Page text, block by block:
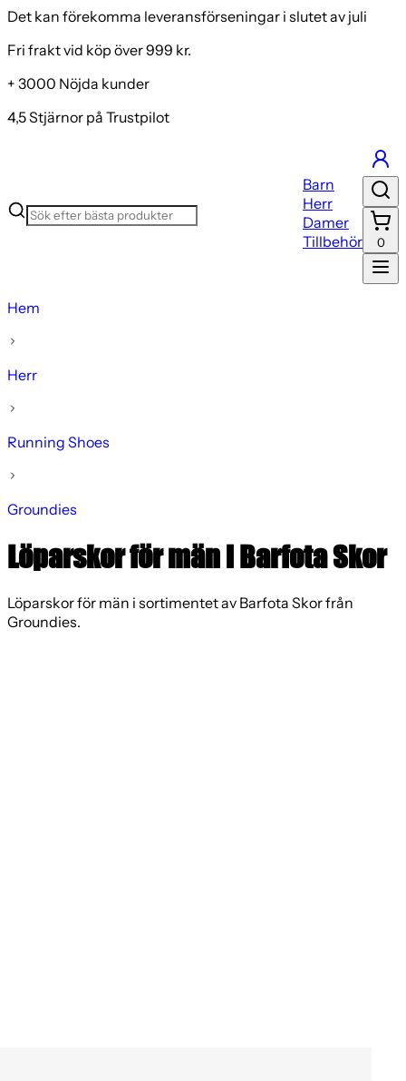
Det kan förekomma leveransförseningar i slutet av juli
Fri frakt vid köp över 999 kr.
+ 3000 Nöjda kunder
4,5 Stjärnor på Trustpilot
Barn
Herr
Damer
Tillbehör
0
Hem
Herr
Running Shoes
Groundies
Löparskor för män i Barfota Skor
Löparskor för män i sortimentet av Barfota Skor från
Groundies.